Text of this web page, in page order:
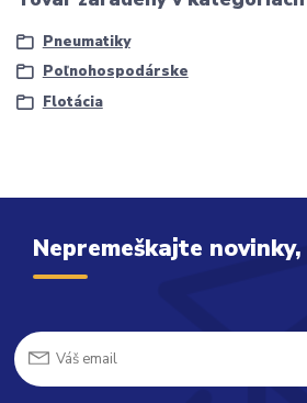
Pneumatiky
Poľnohospodárske
Flotácia
Nepremeškajte